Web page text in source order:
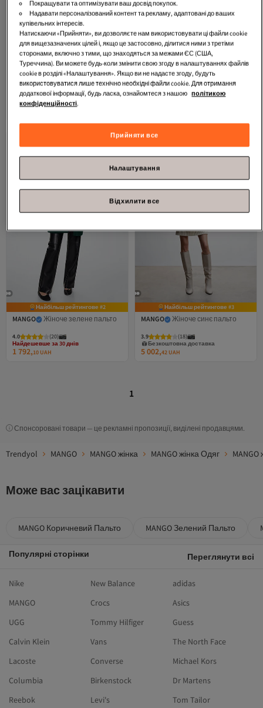
Найбільш уподобане #4
MANGO
Жіноче пальто хакі
57057745
3.5 ( 12)
Безкоштовна доставка
Найбільш рейтингове #6
MANGO
Парка міді з хутряним
коміром
3.8 (12)
Найбільш рейтингове #2
MANGO Жіноче зелене пальто
4.0 (20)
Безкоштовна доставка
Найдешевше за 30 днів
1 792,10UAH
Найбільш рейтингове #3
MANGO Жіноче синє пальто
3.9 (18)
Безкоштовна доставка
5 002,42UAH
1
Спонсоровані товари — це рекламні пропозиції, виділені продавцями.
Trendyol MANGO MANGO жінка MANGO жінка Одяг MANGO
Може вас зацікавити
MANGO Коричневий Пальто MANGO Зелений Пальто
Популярні сторінки Переглянути всі
Nike New Balance
adidas
MANGO
Crocs
Asics
UGG
Tommy Hilfiger
Guess
Calvin Klein
Vans
The North Face
Lacoste
Converse
Michael Kors
Columbia
Birkenstock
Dr Martens
Reebok
Levi's
Tom Tailor
Покращувати та оптимізувати ваш досвід покупок.
Надавати персоналізований контент та рекламу, адаптовані до ваших
купівельних інтересів.
Натискаючи «Прийняти», ви дозволяєте нам використовувати ці файли cookie
для вищезазначених цілей і, якщо це застосовно, ділитися ними з третіми
сторонами, включно з тими, що знаходяться за межами ЄС (США,
Туреччина). Ви можете будь-коли змінити свою згоду в налаштуваннях файлів
cookie в розділі «Налаштування». Якщо ви не надасте згоду, будуть
використовуватися лише технічно необхідні файли cookie. Для отримання
додаткової інформації, будь ласка, ознайомтеся з нашою політикою
конфіденційності.
Прийняти все
Налаштування
Відхилити все